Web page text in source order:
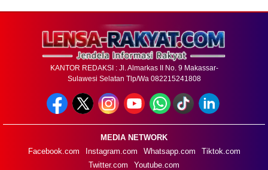
KANTOR REDAKSI : Jl. Almarkas II No. 9 Makassar-
Sulawesi Selatan Tlp/Wa 082215241808
MEDIA NETWORK
Facebook.com
Instagram.com Whatsapp.com
Tiktok.com
Twitter.com
Youtube.com